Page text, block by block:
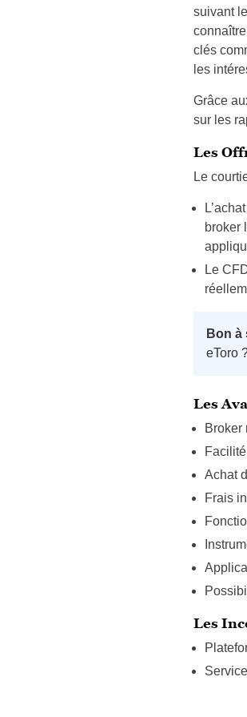
suivant
clés
les
Grâce
sur les
Les
Le
broker
Le
Bon à
eToro
Les
Broker
Achat
Frais
Les